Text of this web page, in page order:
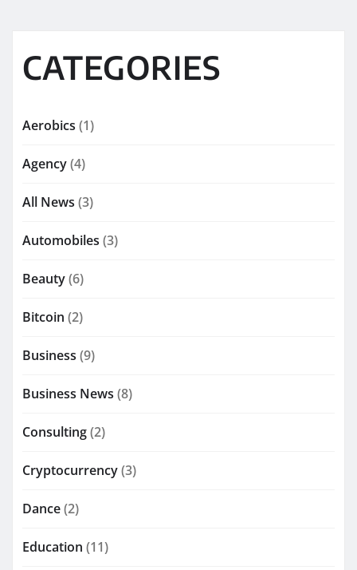
CATEGORIES
Aerobics (1)
Agency(4)
All News (3)
Automobiles (3)
Beauty(6)
Bitcoin (2)
Business (9)
Business News (8)
Consulting(2)
Cryptocurrency(3)
Dance(2)
Education (11)